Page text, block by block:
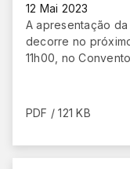
12 Mai 2023
A apresentação
decorre no
11h00, no
PDF / 121 KB